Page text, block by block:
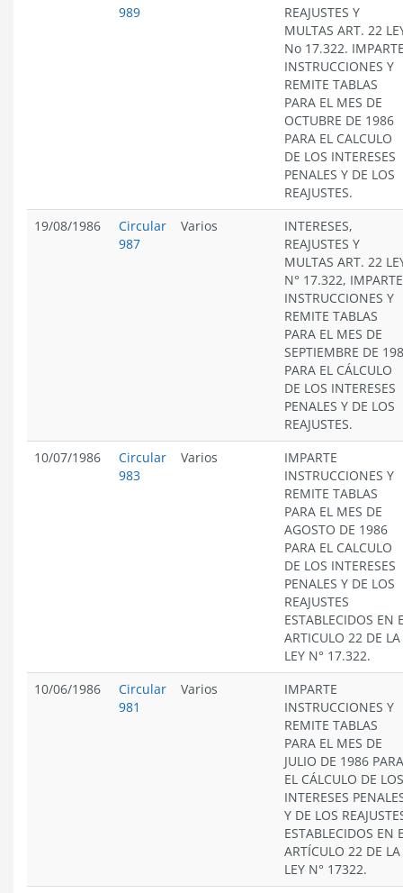
989
REAJUSTES Y
MULTAS ART. 22
No 17.322.
INSTRUCCIONES Y
REMITE TABLAS
PARA EL MES DE
OCTUBRE DE 1986
PARA EL CALCULO
DE LOS INTERESES
PENALES Y DE LOS
REAJUSTES.
19/08/1986
Circular
987
Varios
INTERESES,
REAJUSTES Y
MULTAS ART. 22
N° 17.322, IMPARTE
INSTRUCCIONES Y
REMITE TABLAS
PARA EL MES DE
SEPTIEMBRE DE
PARA EL CÁLCULO
DE LOS INTERESES
PENALES Y DE LOS
REAJUSTES.
10/07/1986
Circular
983
Varios
IMPARTE
INSTRUCCIONES Y
REMITE TABLAS
PARA EL MES DE
AGOSTO DE 1986
PARA EL CALCULO
DE LOS INTERESES
PENALES Y DE LOS
REAJUSTES
ESTABLECIDOS EN
ARTICULO 22 DE LA
LEY N° 17.322.
10/06/1986
Circular
981
Varios
IMPARTE
INSTRUCCIONES Y
REMITE TABLAS
PARA EL MES DE
JULIO DE 1986 PARA
EL CÁLCULO DE LOS
INTERESES
Y DE LOS
ESTABLECIDOS EN
ARTÍCULO 22 DE LA
LEY N° 17322.